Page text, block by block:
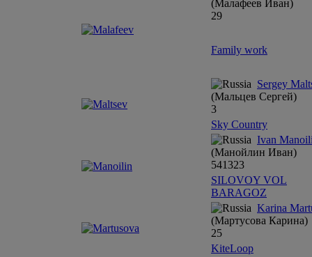
(Малафеев Иван)
29
Family work
Sergey
(Мальцев Сергей)
3
Sky Country
Ivan
(Манойлин Иван)
541323
SILOVOY VOL
BARAGOZ
Karina
(Мартусова Карина)
25
KiteLoop